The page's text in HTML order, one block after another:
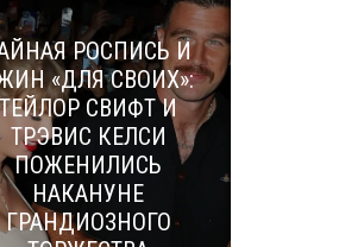
РОСПИСЬ И
«ДЛЯ СВОИХ»:
ТЕЙЛОР СВИФТ И
ТРЭВИС КЕЛСИ
ПОЖЕНИЛИСЬ
НАКАНУНЕ
ГРАНДИОЗНОГО